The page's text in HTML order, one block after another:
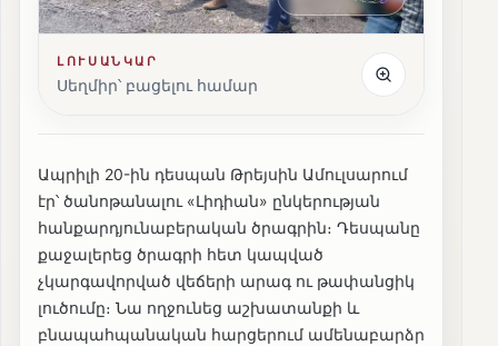
ԼՈՒՍԱՆԿԱՐ
Սեղմիր՝ բացելու համար
Ապրիլի 20-ին դեսպան Թրեյսին Ամուլսարում
էր՝ ծանոթանալու «Լիդիան» ընկերության
հանքարդյունաբերական ծրագրին։ Դեսպանը
քաջալերեց ծրագրի հետ կապված
չկարգավորված վեճերի արագ ու թափանցիկ
լուծումը։ Նա ողջունեց աշխատանքի և
բնապահպանական հարցերում ամենաբարձր